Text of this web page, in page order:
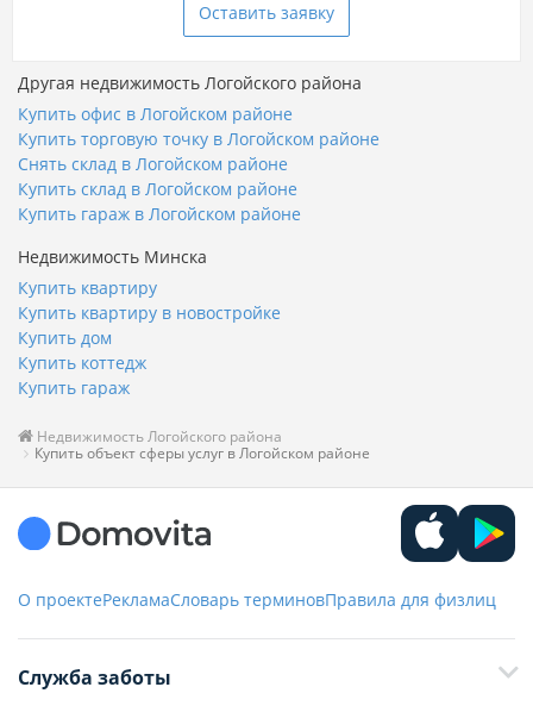
Оставить заявку
Другая недвижимость Логойского района
Купить офис в Логойском районе
Купить торговую точку в Логойском районе
Снять склад в Логойском районе
Купить склад в Логойском районе
Купить гараж в Логойском районе
Недвижимость Минска
Купить квартиру
Купить квартиру в новостройке
Купить дом
Купить коттедж
Купить гараж
Недвижимость Логойского района
Купить объект сферы услуг в Логойском районе
О проектеРекламаСловарь терминовПравила для физлиц
Служба заботы